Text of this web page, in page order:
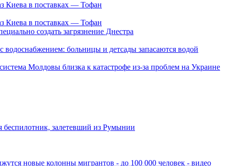
Киева в поставках — Тофан
Киева в поставках — Тофан